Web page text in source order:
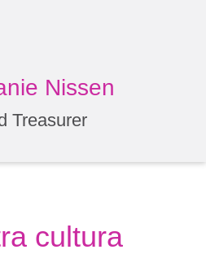
Nissen
Treasurer
cultura